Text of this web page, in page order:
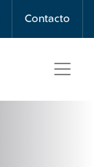
Contacto